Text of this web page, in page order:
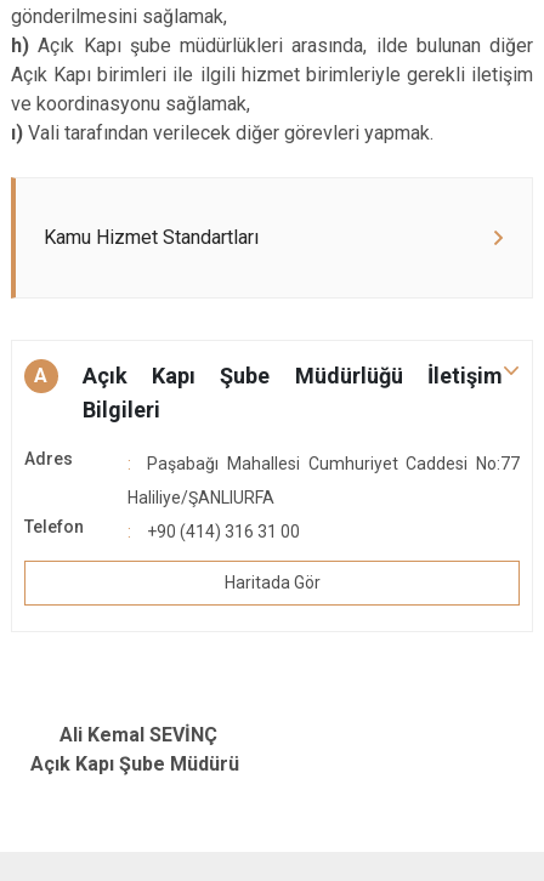
gönderilmesini sağlamak,
h) Açık Kapı şube müdürlükleri arasında, ilde bulunan diğer
Açık Kapı birimleri ile ilgili hizmet birimleriyle gerekli iletişim
ve koordinasyonu sağlamak,
ı) Vali tarafından verilecek diğer görevleri yapmak.
Kamu Hizmet Standartları
A
Açık Kapı Şube Müdürlüğü İletişim
Bilgileri
Adres
Paşabağı Mahallesi Cumhuriyet Caddesi No:77
Haliliye/ŞANLIURFA
Telefon
+90 (414) 316 31 00
Haritada Gör
Ali Kemal SEVİNÇ
Açık Kapı Şube Müdürü